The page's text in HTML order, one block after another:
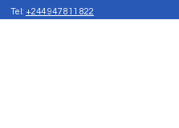
Tel: +244 947 811 822